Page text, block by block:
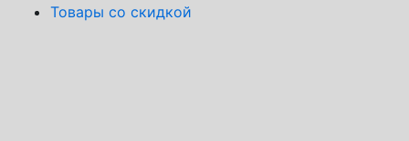
Товары со скидкой